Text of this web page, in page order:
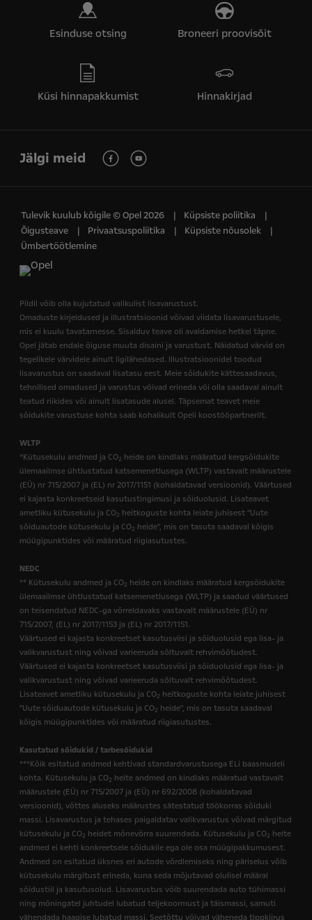
Esinduse otsing Broneeri proovisõit
Küsi hinnapakkumist Hinnakirjad
Jälgi meid
Tulevik kuulub kõigile © Opel 2026
Küpsiste poliitika
Õigusteave
Privaatsuspoliitika
Küpsiste nõusolek
Ümbertöötlemine
Pildil võib olla kujutatud valikulist lisavarustust.
Omaduste kirjeldused ja illustratsioonid võivad viidata lisavarustusele,
mis ei kuulu tavatarnesse. Sisalduv teave oli avaldamise hetkel täpne.
Opel jätab endale õiguse muuta disaini ja varustust. Näidatud värvid on
tegelikele värvidele ainult ligilähedased. Illustratsioonidel toodud
lisavarustus on saadaval lisatasu eest. Meie sõidukite kättesaadavus,
tehnilised omadused ja varustus võivad erineda või olla saadaval ainult
teatud riikides või ainult lisatasude alusel. Täpsemat teavet meie
sõidukite varustuse kohta saab kohalikult Opeli koostööpartnerilt.
WLTP
*Kütusekulu andmed ja CO2 heide on kindlaks määratud kergsõidukite
ülemaailmse ühtlustatud katsemenetlusega (WLTP) vastavalt määrustele
(EÜ) nr 715/2007 ja (EL) nr 2017/1151 (kohaldatavad versioonid). Väärtused
ei kajasta konkreetseid kasutustingimusi ja sõiduolusid. Lisateavet
ametliku kütusekulu ja CO2 heitkoguste kohta leiate juhisest "Uute
sõiduautode kütusekulu ja CO2 heide", mis on tasuta saadaval kõigis
müügipunktides või määratud riigiasutustes.
NEDC
** Kütusekulu andmed ja CO2 heide on kindlaks määratud kergsõidukite
ülemaailmse ühtlustatud katsemenetlusega (WLTP) ja saadud väärtused
on teisendatud NEDC-ga võrreldavaks vastavalt määrustele (EÜ) nr
715/2007, (EL) nr 2017/1153 ja (EL) nr 2017/1151.
Väärtused ei kajasta konkreetset kasutusviisi ja sõiduolusid ega lisa- ja
valikvarustust ning võivad varieeruda sõltuvalt rehvimõõtudest.
Väärtused ei kajasta konkreetset kasutusviisi ja sõiduolusid ega lisa- ja
valikvarustust ning võivad varieeruda sõltuvalt rehvimõõtudest.
Lisateavet ametliku kütusekulu ja CO2 heitkoguste kohta leiate juhisest
"Uute sõiduautode kütusekulu ja CO2 heide", mis on tasuta saadaval
kõigis müügipunktides või määratud riigiasutustes.
Kasutatud sõidukid / tarbesõidukid
***Kõik esitatud andmed kehtivad standardvarustusega ELi baasmudeli
kohta. Kütusekulu ja CO2 heite andmed on kindlaks määratud vastavalt
määrustele (EÜ) nr 715/2007 ja (EÜ) nr 692/2008 (kohaldatavad
versioonid), võttes aluseks määrustes sätestatud töökorras sõiduki
massi. Lisavarustus ja tehases paigaldatav valikvarustus võivad märgitud
kütusekulu ja CO2 heidet mõnevõrra suurendada. Kütusekulu ja CO2 heite
andmed ei kehti konkreetsele sõidukile ega ole osa müügipakkumusest.
Andmed on esitatud üksnes eri autode võrdlemiseks ning päriselus võib
kütusekulu märgitust erineda, kuna seda mõjutavad olulisel määral
sõidustiil ja kasutusolud. Lisavarustus võib suurendada auto tühimassi
ning mõningatel juhtudel lubatud teljekoormust ja täismassi, samuti
vähendada haagise lubatud massi. Seetõttu võivad väheneda tippkiirus